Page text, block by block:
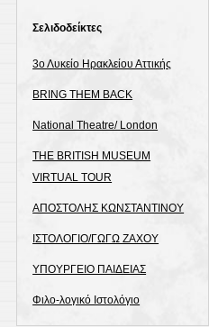
Σελιδοδείκτες
3ο Λυκείο Ηρακλείου Αττικής
BRING THEM BACK
National Theatre/ London
THE BRITISH MUSEUM
VIRTUAL TOUR
ΑΠΟΣΤΟΛΗΣ ΚΩΝΣΤΑΝΤΙΝΟΥ
ΙΣΤΟΛΟΓΙΟ/ΓΩΓΩ ΖΑΧΟΥ
ΥΠΟΥΡΓΕΙΟ ΠΑΙΔΕΙΑΣ
Φιλο-λογικό Ιστολόγιο